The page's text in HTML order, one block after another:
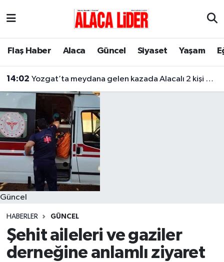
Flaş Haber Alaca Güncel Siyaset Yaşam
14:02 Yozgat’ta meydana gelen kazada Alacalı 2 kişi hayatını kaybetti
Güncel
HABERLER GÜNCEL
Şehit aileleri ve gaziler
derneğine anlamlı ziyaret
Çorum Nöbetçi Eczaneler
Çorum Trafik Yoğunluk Haritası
Süper Lig Puan Durumu ve Fikstür
Tüm Manşetler
Son Dakika Haberleri
Haber Arşivi